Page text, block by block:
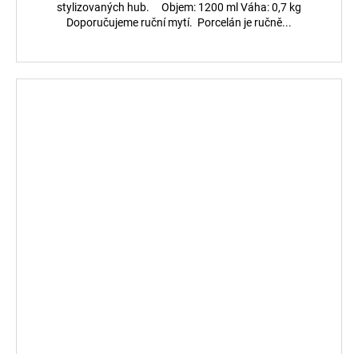
stylizovaných hub. Objem: 1200 ml Váha: 0,7 kg
Doporučujeme ruční mytí. Porcelán je ručně...